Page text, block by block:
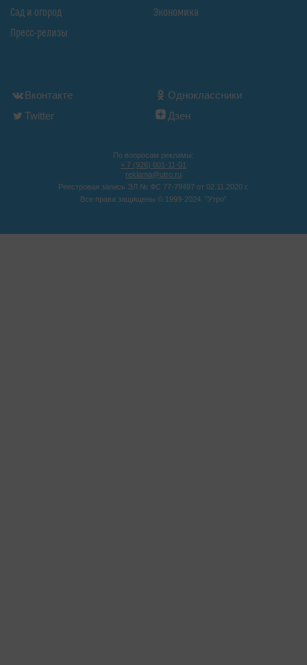
Сад и огород
Пресс-релизы
Экономика
Вконтакте
Одноклассники
Twitter
Дзен
По вопросам рекламы:
+ 7 (926) 001-11-01
reklama@utro.ru
Реестровая запись ЭЛ № ФС 77-79497 от 02.11.2020 г.
Все права защищены © 1999-2024. "Утро"